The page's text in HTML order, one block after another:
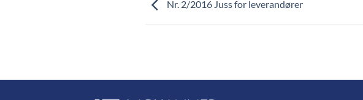
Nr. 2/2016 Juss for leverandører